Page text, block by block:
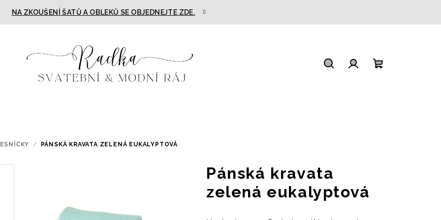
NA ZKOUŠENÍ ŠATŮ A OBLEKŮ SE OBJEDNEJTE ZDE.
/ PÁNSKÁ KRAVATA ZELENÁ EUKALYPTOVÁ
Pánská kravata
zelená eukalyptová